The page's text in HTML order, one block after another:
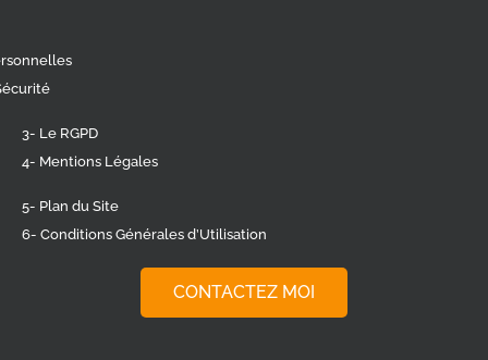
3- Le RGPD
4- Mentions Légales
5- Plan du Site
6- Conditions Générales d’Utilisation
CONTACTEZ MOI